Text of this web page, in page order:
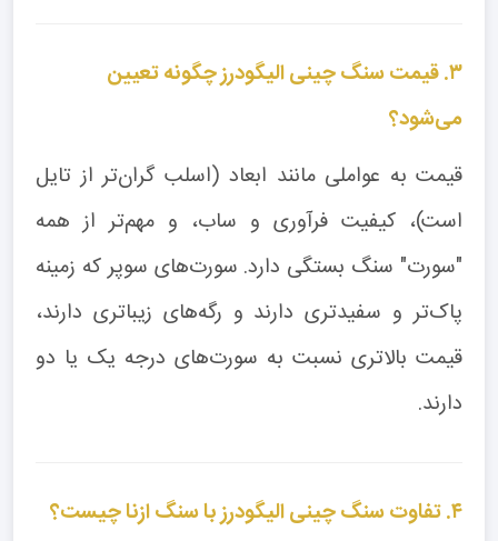
۳. قیمت سنگ چینی الیگودرز چگونه تعیین
می‌شود؟
قیمت به عواملی مانند ابعاد (اسلب گران‌تر از تایل
است)، کیفیت فرآوری و ساب، و مهم‌تر از همه
"سورت" سنگ بستگی دارد. سورت‌های سوپر که زمینه
پاک‌تر و سفیدتری دارند و رگه‌های زیباتری دارند،
قیمت بالاتری نسبت به سورت‌های درجه یک یا دو
دارند.
۴. تفاوت سنگ چینی الیگودرز با سنگ ازنا چیست؟